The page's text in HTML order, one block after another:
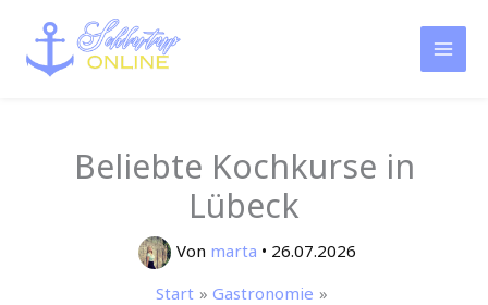
Inhalt
springen
Beliebte Kochkurse in
Lübeck
Von marta • 26.07.2026
Start
Gastronomie